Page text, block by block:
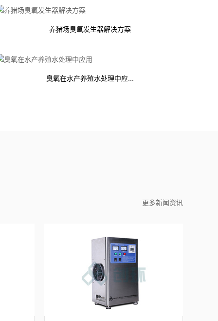
养猪场臭氧发生器解决方案
臭氧在水产养殖水处理中应...
更多新闻资讯